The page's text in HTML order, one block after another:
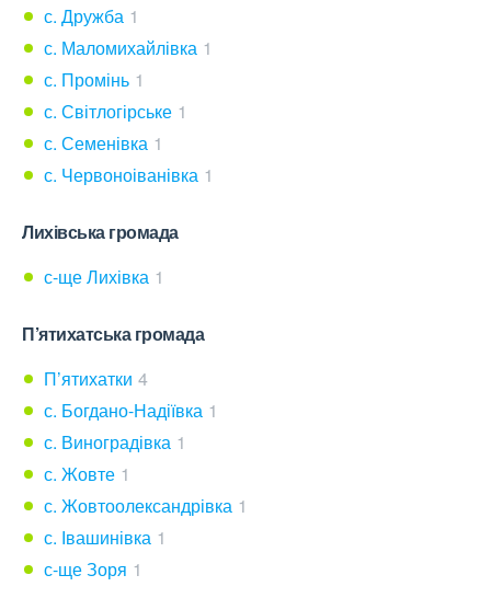
с. Дружба 1
с. Маломихайлівка 1
с. Промінь 1
с. Світлогірське 1
с. Семенівка 1
с. Червоноіванівка 1
Лихівська громада
с-ще Лихівка 1
П’ятихатська громада
П’ятихатки 4
с. Богдано-Надіївка 1
с. Виноградівка 1
с. Жовте 1
с. Жовтоолександрівка 1
с. Івашинівка 1
с-ще Зоря 1